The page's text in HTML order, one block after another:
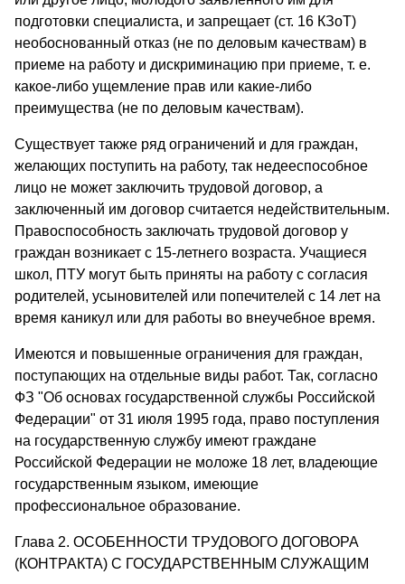
подготовки специалиста, и запрещает (ст. 16 КЗоТ)
необоснованный отказ (не по деловым качествам) в
приеме на работу и дискриминацию при приеме, т. е.
какое-либо ущемление прав или какие-либо
преимущества (не по деловым качествам).
Существует также ряд ограничений и для граждан,
желающих поступить на работу, так недееспособное
лицо не может заключить трудовой договор, а
заключенный им договор считается недействительным.
Правоспособность заключать трудовой договор у
граждан возникает с 15-летнего возраста. Учащиеся
школ, ПТУ могут быть приняты на работу с согласия
родителей, усыновителей или попечителей с 14 лет на
время каникул или для работы во внеучебное время.
Имеются и повышенные ограничения для граждан,
поступающих на отдельные виды работ. Так, согласно
ФЗ "Об основах государственной службы Российской
Федерации" от 31 июля 1995 года, право поступления
на государственную службу имеют граждане
Российской Федерации не моложе 18 лет, владеющие
государственным языком, имеющие
профессиональное образование.
Глава 2. ОСОБЕННОСТИ ТРУДОВОГО ДОГОВОРА
(КОНТРАКТА) С ГОСУДАРСТВЕННЫМ СЛУЖАЩИМ